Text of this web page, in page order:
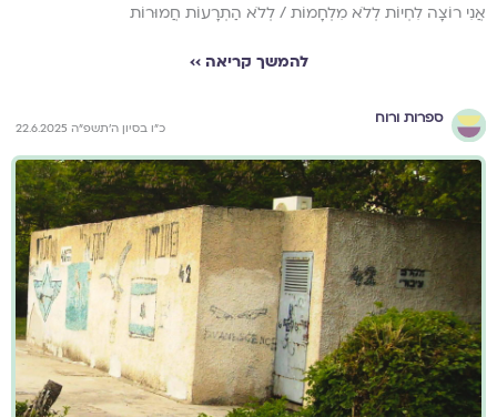
אֲנִי רוֹצָה לִחְיוֹת לְלֹא מִלְחָמוֹת / לְלֹא הַתְרָעוֹת חֲמוּרוֹת
להמשך קריאה ››
ספרות ורוח
כ״ו בסיון ה׳תשפ״ה 22.6.2025